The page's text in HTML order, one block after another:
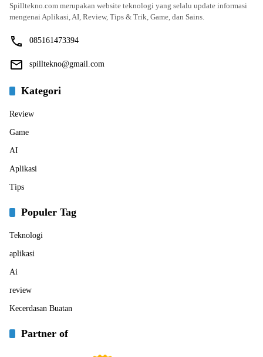
Spilltekno.com merupakan website teknologi yang selalu update informasi
mengenai Aplikasi, AI, Review, Tips & Trik, Game, dan Sains.
085161473394
spilltekno@gmail.com
Kategori
Review
Game
AI
Aplikasi
Tips
Populer Tag
Teknologi
aplikasi
Ai
review
Kecerdasan Buatan
Partner of